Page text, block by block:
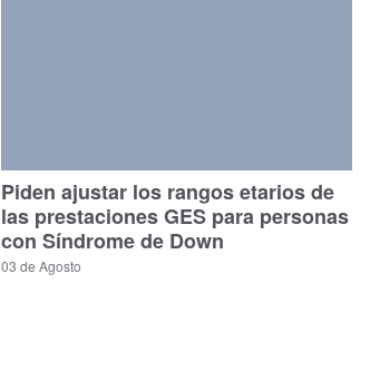
Piden ajustar los rangos etarios de
las prestaciones GES para personas
con Síndrome de Down
03 de Agosto